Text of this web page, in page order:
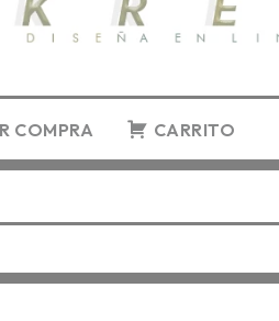
COMPRA CARRITO